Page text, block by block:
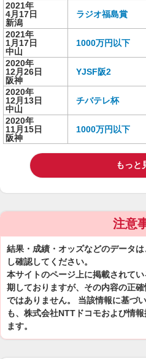
2021年
4月17日
新潟
ラジオ福島賞
2021年
1月17日
中山
1000万円以下
2020年
12月26日
阪神
YJSF阪2
2020年
12月13日
中山
チバテレ杯
2020年
11月15日
阪神
1000万円以下
もっと
注意
結果・成績・オッズなどのデータ
し確認してください。
本サイトのページ上に掲載されて
期しておりますが、その内容の正
ではありません。 当該情報に基づ
も、株式会社NTTドコモおよび情
ます。